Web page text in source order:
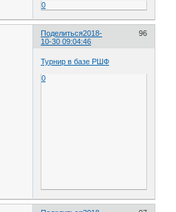
0
Поделиться 96
2018-
10-30 09:04:46
Турнир в базе РШФ
0